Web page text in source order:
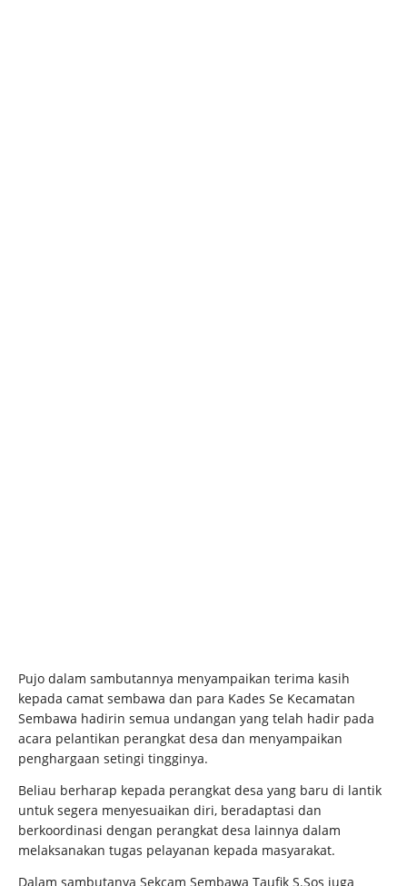
Pujo dalam sambutannya menyampaikan terima kasih
kepada camat sembawa dan para Kades Se Kecamatan
Sembawa hadirin semua undangan yang telah hadir pada
acara pelantikan perangkat desa dan menyampaikan
penghargaan setingi tingginya.
Beliau berharap kepada perangkat desa yang baru di lantik
untuk segera menyesuaikan diri, beradaptasi dan
berkoordinasi dengan perangkat desa lainnya dalam
melaksanakan tugas pelayanan kepada masyarakat.
Dalam sambutanya Sekcam Sembawa Taufik S.Sos juga